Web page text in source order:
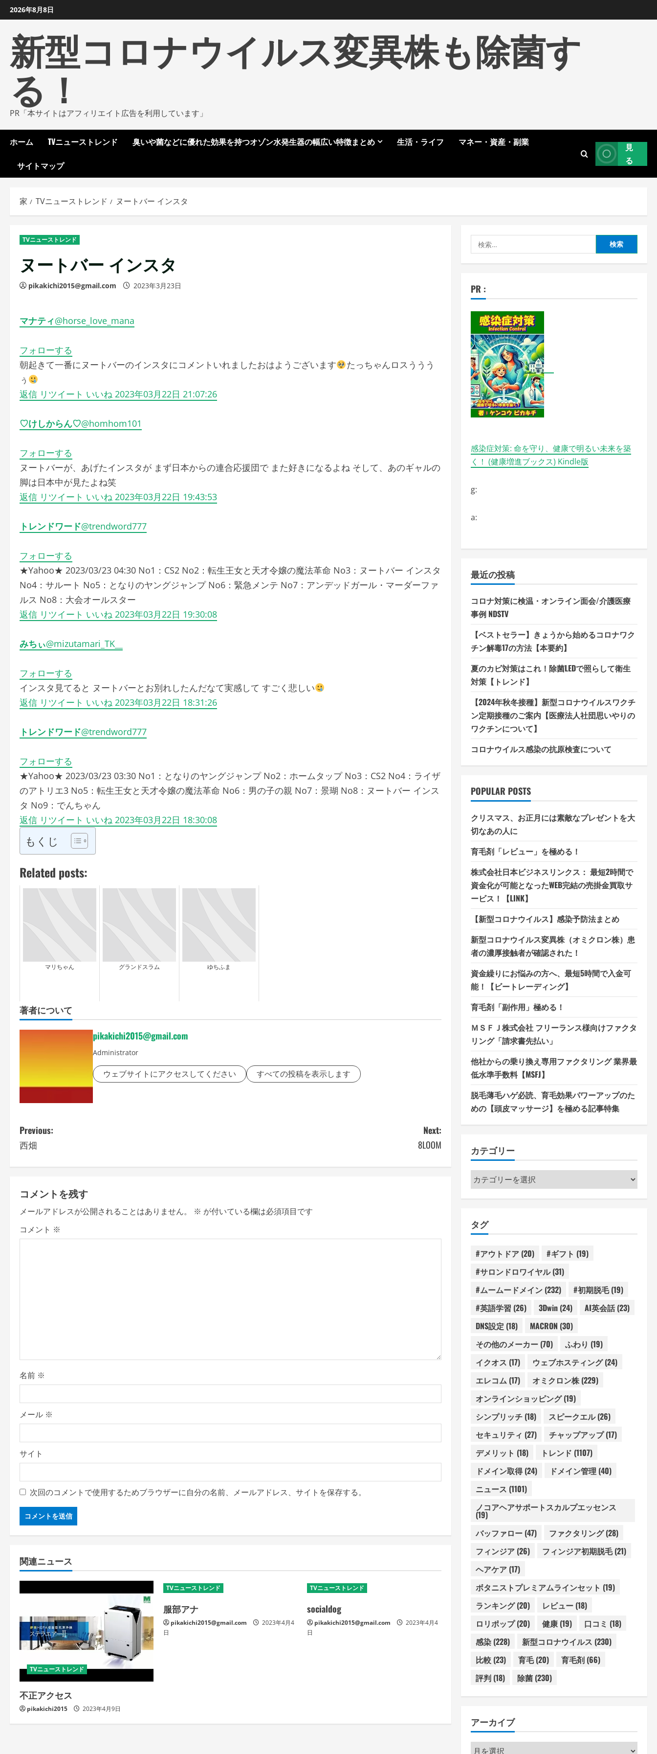
ン
2026年8月8日
新型コロナウイルス変異株も除菌す
る！
PR「本サイトはアフィリエイト広告を利用しています」
ホーム TVニューストレンド 臭いや菌などに優れた効果を持つオゾン水発生器の幅広い特徴まとめ 生活・ライフ マネー・資産・副業
サイトマップ
見
る
家 TVニューストレンド ヌートバー インスタ
TVニューストレンド
ヌートバー インスタ
pikakichi2015@gmail.com 2023年3月23日
マナティ@horse_love_mana
フォローする
朝起きて一番にヌートバーのインスタにコメントいれましたおはようございます
たっちゃんロスううう
ぅ
返信 リツイート いいね 2023年03月22日 21:07:26
♡けしからん♡@homhom101
フォローする
ヌートバーが、あげたインスタが まず日本からの連合応援団で また好きになるよね そして、あのギャルの
脚は日本中が見たよね笑
返信 リツイート いいね 2023年03月22日 19:43:53
トレンドワード@trendword777
フォローする
★Yahoo★ 2023/03/23 04:30 No1：CS2 No2：転生王女と天才令嬢の魔法革命 No3：ヌートバー インスタ
No4：サルート No5：となりのヤングジャンプ No6：緊急メンテ No7：アンデッドガール・マーダーファ
ルス No8：大会オールスター
返信 リツイート いいね 2023年03月22日 19:30:08
みちぃ@mizutamari_TK__
フォローする
インスタ見てると ヌートバーとお別れしたんだなて実感して すごく悲しい
返信 リツイート いいね 2023年03月22日 18:31:26
トレンドワード@trendword777
フォローする
★Yahoo★ 2023/03/23 03:30 No1：となりのヤングジャンプ No2：ホームタップ No3：CS2 No4：ライザ
のアトリエ3 No5：転生王女と天才令嬢の魔法革命 No6：男の子の親 No7：景瑚 No8：ヌートバー インス
タ No9：でんちゃん
返信 リツイート いいね 2023年03月22日 18:30:08
もくじ
Related posts:
マリちゃん グランドスラム ゆちふま
著者について
pikakichi2015@gmail.com
Administrator
ウェブサイトにアクセスしてください すべての投稿を表示します
P
o
s
t
n
a
i
o
n
Previous:
西畑
Next:
8LOOM
コメントを残す
メールアドレスが公開されることはありません。 ※ が付いている欄は必須項目です
コメント ※
名前 ※
メール ※
サイト
次回のコメントで使用するためブラウザーに自分の名前、メールアドレス、サイトを保存する。
関連ニュース
TVニューストレンド
不正アクセス
pikakichi2015 2023年4月9日
TVニューストレンド
服部アナ
pikakichi2015@gmail.com
2023年4月4
日
TVニューストレンド
socialdog
pikakichi2015@gmail.com
2023年4月4
日
索:
PR :
感染症対策: 命を守り、健康で明るい未来を築
く！ (健康増進ブックス) Kindle版
g:
a:
最近の投稿
コロナ対策に検温・オンライン面会/介護医療
事例 NDSTV
【ベストセラー】きょうから始めるコロナワク
チン解毒17の方法【本要約】
夏のカビ対策はこれ！除菌LEDで照らして衛生
対策【トレンド】
【2024年秋冬接種】新型コロナウイルスワクチ
ン定期接種のご案内【医療法人社団思いやりの
ワクチンについて】
コロナウイルス感染の抗原検査について
POPULAR POSTS
クリスマス、お正月には素敵なプレゼントを大
切なあの人に
育毛剤「レビュー」を極める！
株式会社日本ビジネスリンクス： 最短2時間で
資金化が可能となったWEB完結の売掛金買取サ
ービス！【LINK】
【新型コロナウイルス】感染予防法まとめ
新型コロナウイルス変異株（オミクロン株）患
者の濃厚接触者が確認された！
資金繰りにお悩みの方へ、最短5時間で入金可
能！【ビートレーディング】
育毛剤「副作用」極める！
ＭＳＦＪ株式会社 フリーランス様向けファクタ
リング「請求書先払い」
他社からの乗り換え専用ファクタリング 業界最
低水準手数料【MSFJ】
脱毛薄毛ハゲ必読、育毛効果パワーアップのた
めの【頭皮マッサージ】を極める記事特集
カテゴリー
カ
テ
ー
タグ
#アウトドア(20) #ギフト (19)
#サロンドロワイヤル(31)
#ムームードメイン(232) #初期脱毛(19)
#英語学習 (26) 3Dwin(24) AI英会話(23)
DNS設定 (18) MACRON (30)
その他のメーカー(70) ふわり (19)
イクオス (17) ウェブホスティング(24)
エレコム(17) オミクロン株(229)
オンラインショッピング(19)
シンプリッチ(18) スピークエル(26)
セキュリティ (27) チャップアップ(17)
デメリット (18) トレンド (1107)
ドメイン取得(24) ドメイン管理 (40)
ニュース (1101)
ノコアヘアサポートスカルプエッセンス
(19)
バッファロー(47) ファクタリング(28)
フィンジア(26) フィンジア初期脱毛(21)
ヘアケア(17)
ボタニストプレミアムラインセット (19)
ランキング(20) レビュー(18)
ロリポップ(20) 健康(19) 口コミ (18)
感染(228) 新型コロナウイルス (230)
比較(23) 育毛(20) 育毛剤(66)
評判(18) 除菌(230)
アーカイブ
ア